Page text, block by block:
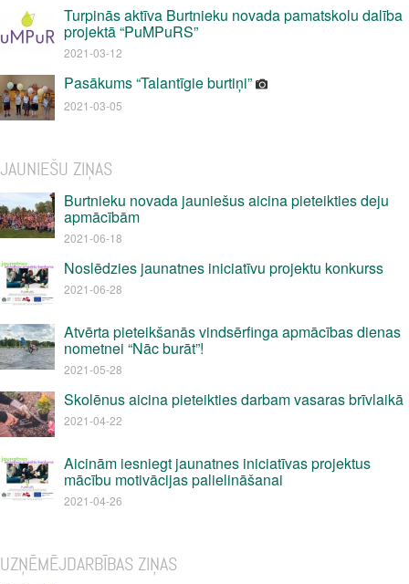
Turpinās aktīva Burtnieku novada pamatskolu dalība
projektā “PuMPuRS”
2021-03-12
Pasākums “Talantīgie burtiņi”
2021-03-05
JAUNIEŠU ZIŅAS
Burtnieku novada jauniešus aicina pieteikties deju
apmācībām
2021-06-18
Noslēdzies jaunatnes iniciatīvu projektu konkurss
2021-06-28
Atvērta pieteikšanās vindsērfinga apmācības dienas
nometnei “Nāc burāt”!
2021-05-28
Skolēnus aicina pieteikties darbam vasaras brīvlaikā
2021-04-22
Aicinām iesniegt jaunatnes iniciatīvas projektus
mācību motivācijas palielināšanai
2021-04-26
UZŅĒMĒJDARBĪBAS ZIŅAS